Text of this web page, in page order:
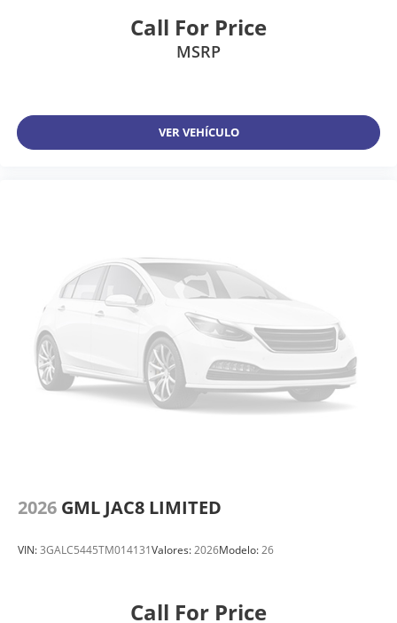
Call For Price
MSRP
VER VEHÍCULO
2026 GML JAC8 LIMITED
VIN:3GALC5445TM014131Valores:2026Modelo:26
Call For Price